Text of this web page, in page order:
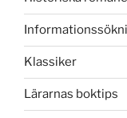
Klassiker
Lärarnas boktips